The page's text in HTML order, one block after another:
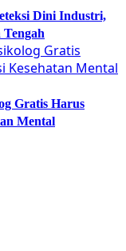
Dini Industri,
Gratis Harus
Mental